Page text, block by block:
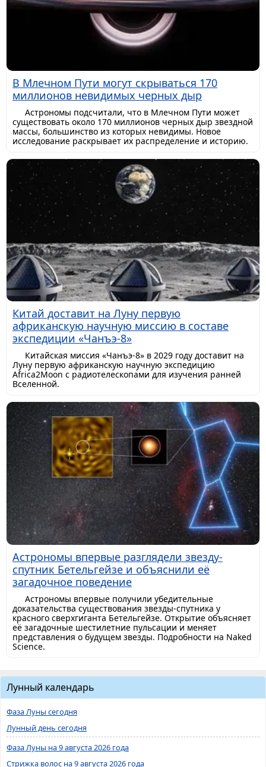
В Млечном Пути могут скрываться 170
миллионов невидимых черных дыр
Астрономы подсчитали, что в Млечном Пути может
существовать около 170 миллионов черных дыр звездной
массы, большинство из которых невидимы. Новое
исследование раскрывает их распределение и историю.
Китай доставит на Луну первую
африканскую научную миссию в составе
экспедиции «Чанъэ-8»
Китайская миссия «Чанъэ-8» в 2029 году доставит на
Луну первую африканскую научную экспедицию
Africa2Moon с радиотелескопами для изучения ранней
Вселенной.
Астрономы впервые разглядели звезду-
спутник Бетельгейзе и объяснили её
загадочное поведение
Астрономы впервые получили убедительные
доказательства существования звезды-спутника у
красного сверхгиганта Бетельгейзе. Открытие объясняет
её загадочные шестилетние пульсации и меняет
представления о будущем звезды. Подробности на Naked
Science.
Лунный календарь
Фаза Луны сегодня
Лунный день сегодня
Фаза Луны на 9 августа 2026 года
Стрижка волос на 9 августа 2026 года